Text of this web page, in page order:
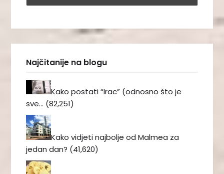
Najčitanije na blogu
Kako postati “Irac” (odnosno što je
sve… (82,251)
Kako vidjeti najbolje od Malmea za
jedan dan? (41,620)